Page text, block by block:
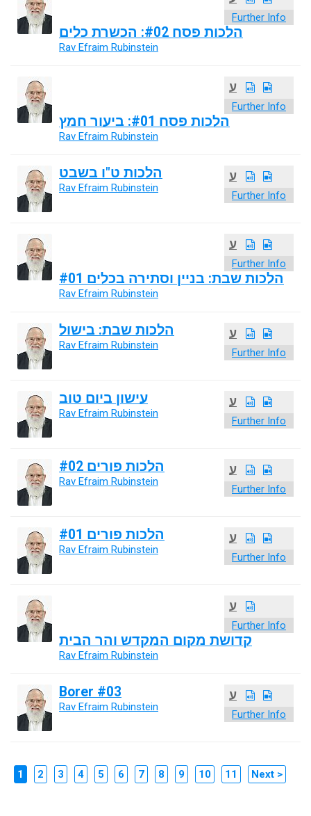
Further Info
הלכות פסח #02: הכשרת כלים
Rav Efraim Rubinstein
ע
Further Info
הלכות פסח #01: ביעור חמץ
Rav Efraim Rubinstein
ע
Further Info
הלכות ט"ו בשבט
Rav Efraim Rubinstein
ע
Further Info
הלכות שבת: בניין וסתירה בכלים #01
Rav Efraim Rubinstein
ע
Further Info
הלכות שבת: בישול
Rav Efraim Rubinstein
ע
Further Info
עישון ביום טוב
Rav Efraim Rubinstein
ע
Further Info
הלכות פורים #02
Rav Efraim Rubinstein
ע
Further Info
הלכות פורים #01
Rav Efraim Rubinstein
ע
Further Info
קדושת מקום המקדש והר הבית
Rav Efraim Rubinstein
ע
Further Info
Borer #03
Rav Efraim Rubinstein
1 2 3 4 5 6 7 8 9 10 11 Next >